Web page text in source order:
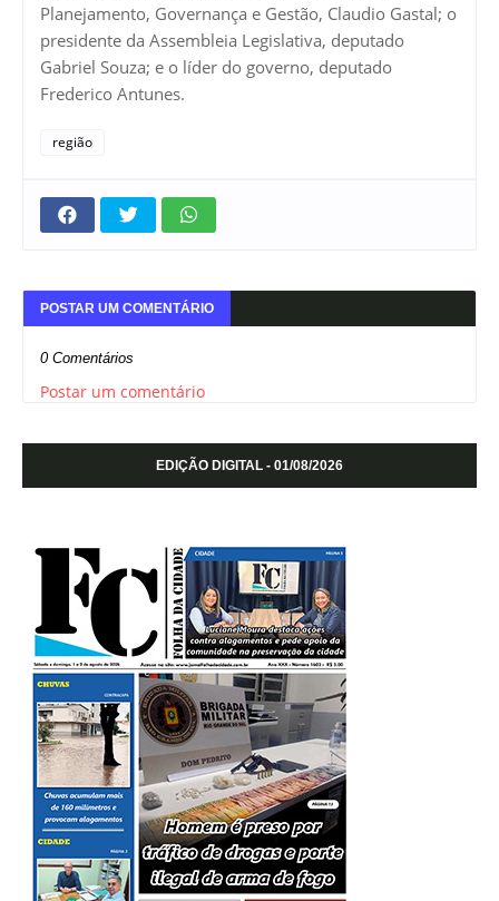
Planejamento, Governança e Gestão, Claudio Gastal; o
presidente da Assembleia Legislativa, deputado
Gabriel Souza; e o líder do governo, deputado
Frederico Antunes.
região
POSTAR UM COMENTÁRIO
0 Comentários
Postar um comentário
EDIÇÃO DIGITAL - 01/08/2026